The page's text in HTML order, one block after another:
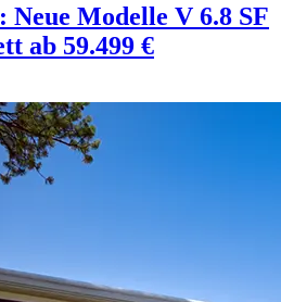
Neue Modelle V 6.8 SF
ab 59.499 €